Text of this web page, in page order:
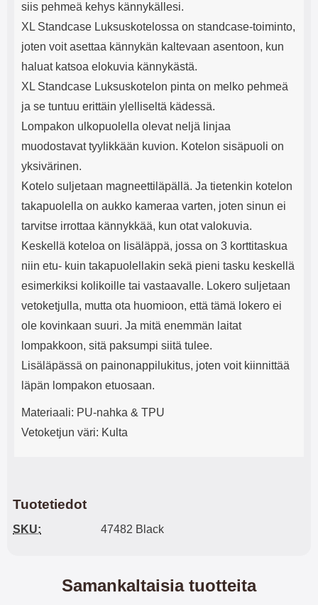
siis pehmeä kehys kännykällesi.
XL Standcase Luksuskotelossa on standcase-toiminto,
joten voit asettaa kännykän kaltevaan asentoon, kun
haluat katsoa elokuvia kännykästä.
XL Standcase Luksuskotelon pinta on melko pehmeä
ja se tuntuu erittäin ylelliseltä kädessä.
Lompakon ulkopuolella olevat neljä linjaa
muodostavat tyylikkään kuvion. Kotelon sisäpuoli on
yksivärinen.
Kotelo suljetaan magneettiläpällä. Ja tietenkin kotelon
takapuolella on aukko kameraa varten, joten sinun ei
tarvitse irrottaa kännykkää, kun otat valokuvia.
Keskellä koteloa on lisäläppä, jossa on 3 korttitaskua
niin etu- kuin takapuolellakin sekä pieni tasku keskellä
esimerkiksi kolikoille tai vastaavalle. Lokero suljetaan
vetoketjulla, mutta ota huomioon, että tämä lokero ei
ole kovinkaan suuri. Ja mitä enemmän laitat
lompakkoon, sitä paksumpi siitä tulee.
Lisäläpässä on painonappilukitus, joten voit kiinnittää
läpän lompakon etuosaan.
Materiaali: PU-nahka & TPU
Vetoketjun väri: Kulta
Tuotetiedot
SKU: 47482 Black
Samankaltaisia tuotteita